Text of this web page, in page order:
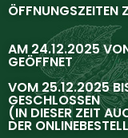
ÖFFNUNGSZEITEN
AM 24.12.2025
GEÖFFNET
VOM 25.12.2025
GESCHLOSSEN
(IN DIESER ZEIT
DER